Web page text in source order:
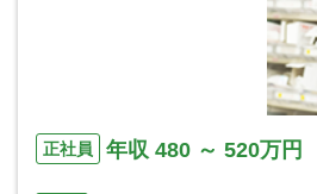
正社員 年収 480 ～ 520万円